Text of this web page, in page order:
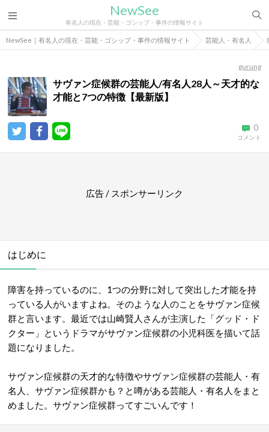
NewSee
有名人の現在・芸能・ゴシップ・事件の情報サイト
NewSee｜有名人の現在・芸能・ゴシップ・事件の情報サイト 芸能人・有名人
gurung
サヴァン症候群の芸能人/有名人28人～天才的な
才能と7つの特徴【最新版】
0
コメント
広告 / スポンサーリンク
はじめに
障害を持っているのに、1つの分野に対して突出した才能を持
っている人がいますよね。そのような人のことをサヴァン症候
群と言います。最近では山崎賢人さんが主演した「グッド・ド
クター」というドラマがサヴァン症候群の小児科医を描いて話
題になりました。
サヴァン症候群の天才的な特徴やサヴァン症候群の芸能人・有
名人、サヴァン症候群かも？と噂がある芸能人・有名人をまと
めました。サヴァン症候群ってすごいんです！